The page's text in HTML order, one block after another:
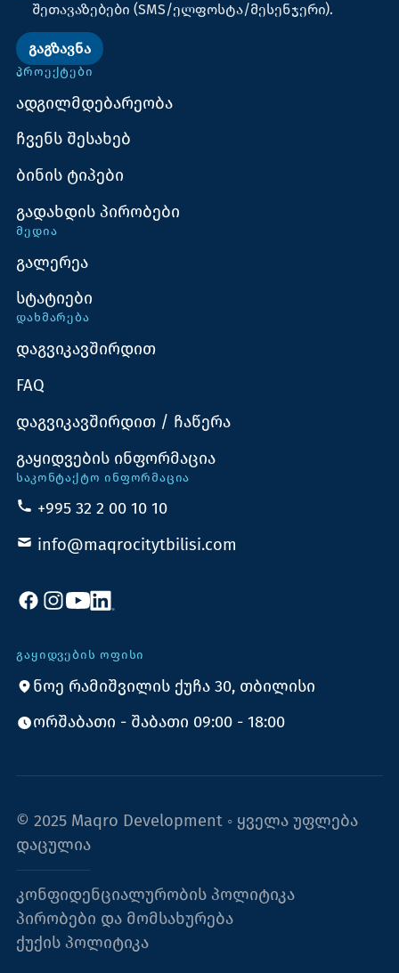
შეთავაზებები (SMS/ელფოსტა/მესენჯერი).
ᲒᲐᲒᲖᲐᲕᲜᲐ
ᲞᲠᲝᲔᲥᲢᲔᲑᲘ
ადგილმდებარეობა
ჩვენს შესახებ
ბინის ტიპები
გადახდის პირობები
ᲛᲔᲓᲘᲐ
გალერეა
სტატიები
ᲓᲐᲮᲛᲐᲠᲔᲑᲐ
დაგვიკავშირდით
FAQ
დაგვიკავშირდით / ჩაწერა
გაყიდვების ინფორმაცია
ᲡᲐᲙᲝᲜᲢᲐᲥᲢᲝ ᲘᲜᲤᲝᲠᲛᲐᲪᲘᲐ
+995 32 2 00 10 10
info@maqrocitytbilisi.com
ᲒᲐᲧᲘᲓᲕᲔᲑᲘᲡ ᲝᲤᲘᲡᲘ
ნოე რამიშვილის ქუჩა 30, თბილისი
ორშაბათი - შაბათი 09:00 - 18:00
© 2025 Maqro Development ◦ ყველა უფლება
დაცულია
კონფიდენციალურობის პოლიტიკა
პირობები და მომსახურება
ქუქის პოლიტიკა